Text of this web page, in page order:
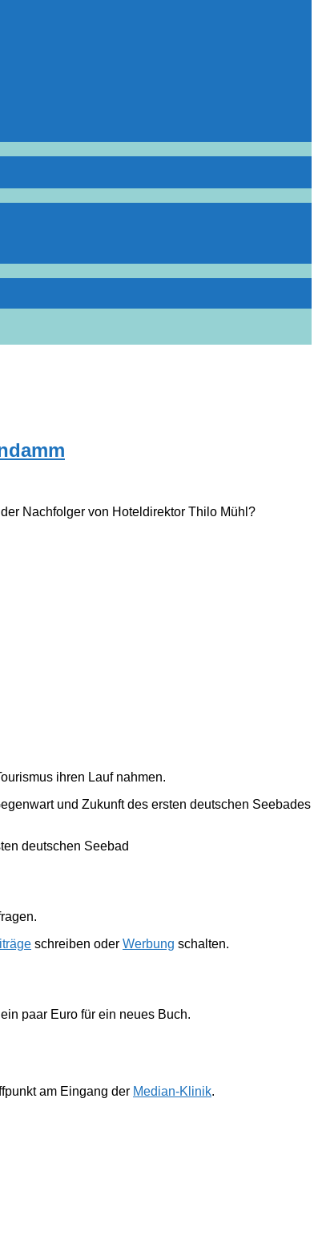
Nachfolger von Hoteldirektor Thilo Mühl?
ihren Lauf nahmen.
und Zukunft des ersten deutschen Seebades
deutschen Seebad
schreiben oder Werbung schalten.
paar Euro für ein neues Buch.
am Eingang der Median-Klinik.